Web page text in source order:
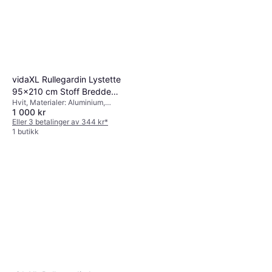
vidaXL Rullegardin Lystette
95x210 cm Stoff Bredde
90.7 cm
Hvit, Materialer: Aluminium,
Polyester, Kulekjede, Lystett
1 000 kr
Eller 3 betalinger av 344 kr*
1 butikk